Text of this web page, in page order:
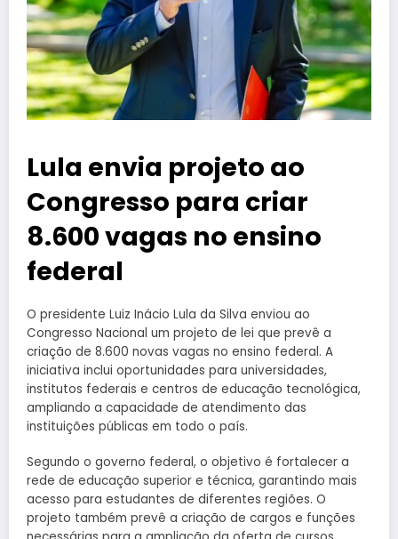
Lula envia projeto ao
Congresso para criar
8.600 vagas no ensino
federal
O presidente Luiz Inácio Lula da Silva enviou ao
Congresso Nacional um projeto de lei que prevê a
criação de 8.600 novas vagas no ensino federal. A
iniciativa inclui oportunidades para universidades,
institutos federais e centros de educação tecnológica,
ampliando a capacidade de atendimento das
instituições públicas em todo o país.
Segundo o governo federal, o objetivo é fortalecer a
rede de educação superior e técnica, garantindo mais
acesso para estudantes de diferentes regiões. O
projeto também prevê a criação de cargos e funções